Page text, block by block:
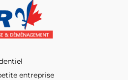
entreprise